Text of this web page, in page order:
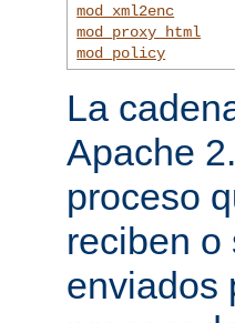
mod_xml2enc
mod_proxy_html
mod_policy
La
Apache
proceso
reciben o
enviados